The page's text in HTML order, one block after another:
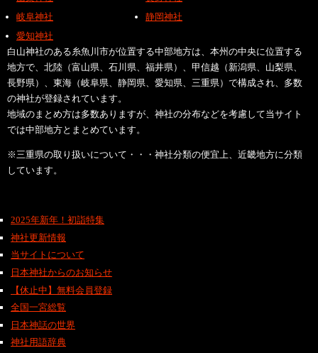
岐阜神社
静岡神社
愛知神社
白山神社のある糸魚川市が位置する中部地方は、本州の中央に位置する
地方で、北陸（富山県、石川県、福井県）、甲信越（新潟県、山梨県、
長野県）、東海（岐阜県、静岡県、愛知県、三重県）で構成され、多数
の神社が登録されています。
地域のまとめ方は多数ありますが、神社の分布などを考慮して当サイト
では中部地方とまとめています。
※三重県の取り扱いについて・・・神社分類の便宜上、近畿地方に分類
しています。
2025年新年！初詣特集
神社更新情報
当サイトについて
日本神社からのお知らせ
【休止中】無料会員登録
全国一宮総覧
日本神話の世界
神社用語辞典